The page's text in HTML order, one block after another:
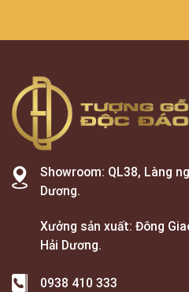
Showroom: QL38, Làng
Dương.
Xưởng sản xuất: Đông
Hải Dương.
0938 410 333